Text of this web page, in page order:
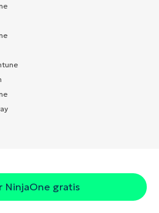
NinjaOne gratis